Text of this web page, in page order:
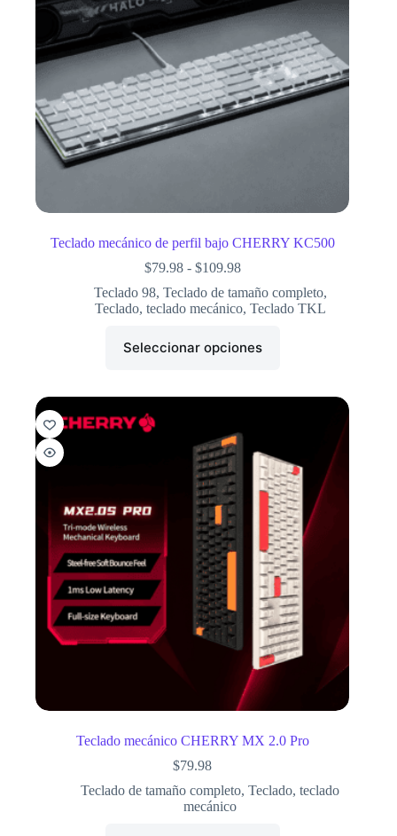
Teclado mecánico de perfil bajo CHERRY KC500
$79.98 - $109.98
Teclado 98, Teclado de tamaño completo,
Teclado, teclado mecánico, Teclado TKL
Seleccionar opciones
Teclado mecánico CHERRY MX 2.0 Pro
$79.98
Teclado de tamaño completo,Teclado,teclado
mecánico